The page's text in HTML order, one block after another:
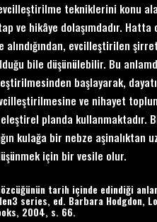
tekniklerini konu
ve hikâye dolaşımdadır. Hatta
alındığından, evcilleştirilen
bile düşünülebilir. Bu
başlayarak,
ve nihayet
planda kullanmaktadır.
kulağa bir nebze
için bir vesile olur.
tarih içinde edindiği
series, ed. Barbara Hodgdon,
2004, s. 66.